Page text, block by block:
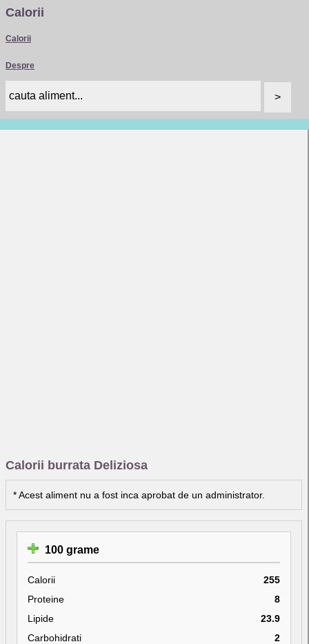
Calorii
Calorii
Despre
Calorii burrata Deliziosa
* Acest aliment nu a fost inca aprobat de un administrator.
100 grame
Calorii
255
Proteine
8
Lipide
23.9
Carbohidrati
2